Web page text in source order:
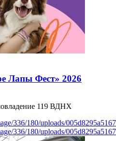
Лапы Фест» 2026
119 ВДНХ
336/180/uploads/
336/180/uploads/